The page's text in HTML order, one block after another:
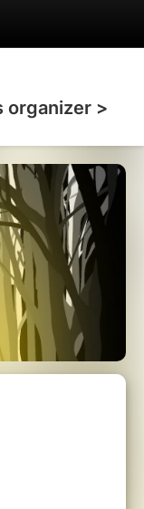
organizer >